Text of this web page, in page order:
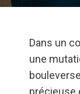
Dans un
une
précieuse